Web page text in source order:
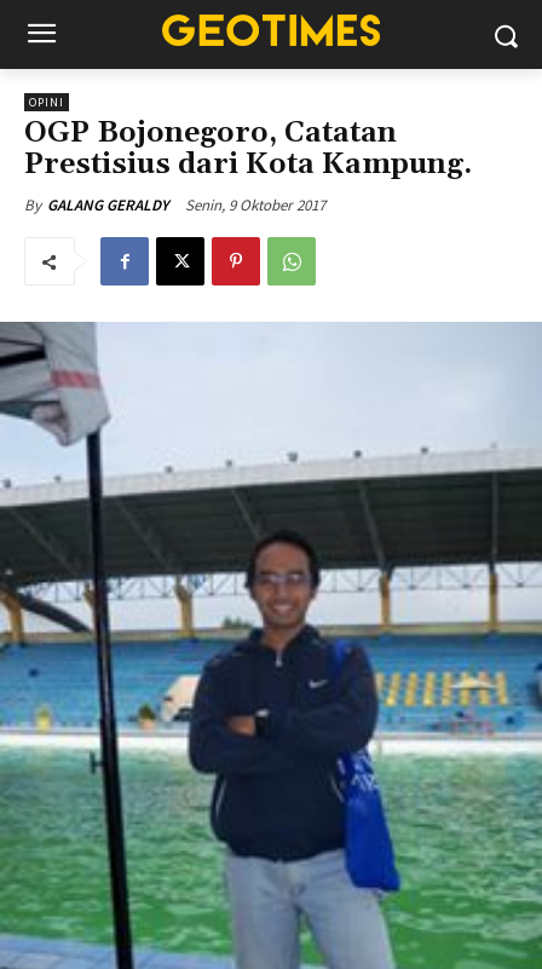
OPINI
OGP Bojonegoro, Catatan
Prestisius dari Kota Kampung.
By GALANG GERALDY Senin, 9 Oktober 2017